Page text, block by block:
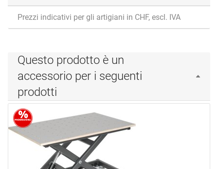
Prezzi indicativi per gli artigiani in CHF, escl. IVA
Questo prodotto è un
accessorio per i seguenti
prodotti